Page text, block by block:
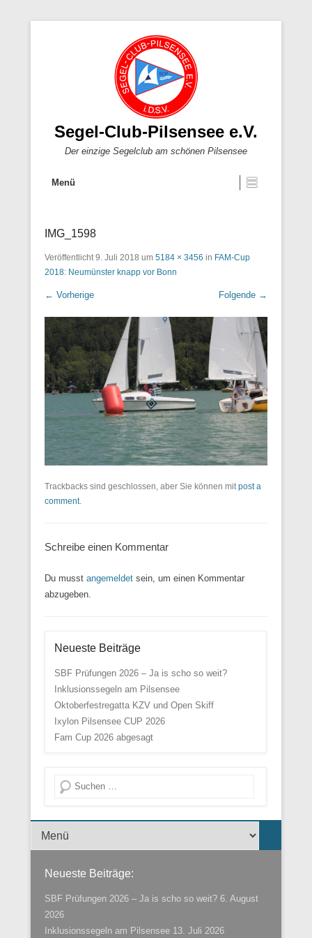
Segel-Club-Pilsensee e.V.
Der einzige Segelclub am schönen Pilsensee
Menü
IMG_1598
Veröffentlicht9. Juli 2018 um 5184 × 3456 in FAM-Cup
2018: Neumünster knapp vor Bonn
← Vorherige Folgende →
Trackbacks sind geschlossen, aber Sie können mitpost a
comment.
Schreibe einen Kommentar
Du musst angemeldet sein, um einen Kommentar
abzugeben.
Neueste Beiträge
SBF Prüfungen 2026 – Ja is scho so weit?
Inklusionssegeln am Pilsensee
Oktoberfestregatta KZV und Open Skiff
Ixylon Pilsensee CUP 2026
Fam Cup 2026 abgesagt
Suche
Menü der Fußzeile
Neueste Beiträge:
SBF Prüfungen 2026 – Ja is scho so weit? 6. August
2026
Inklusionssegeln am Pilsensee 13. Juli 2026